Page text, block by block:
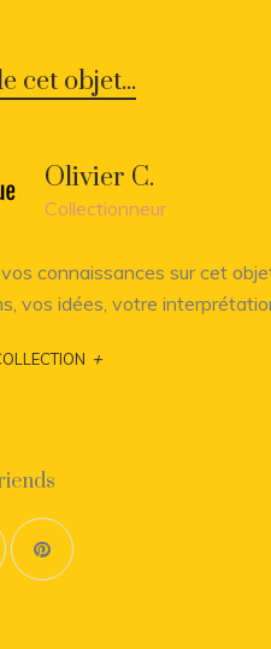
cet objet...
Olivier C.
Collectionneur
connaissances sur cet
vos idées, votre
+